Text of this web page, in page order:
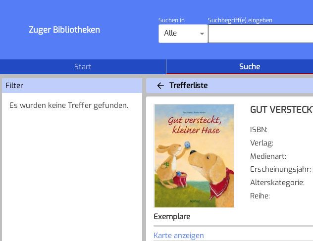
Zuger Bibliotheken
Suchen in
Alle
Suchbegriff(e) eingeben
Start Suche
Filter
Es wurden keine Treffer gefunden.
Trefferliste
GUT
ISBN:
Verlag:
Medienart:
Erscheinungsjahr:
Alterskategorie:
Reihe:
Exemplare
Karte anzeigen